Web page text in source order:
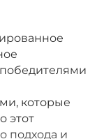
которые
этот
подхода и